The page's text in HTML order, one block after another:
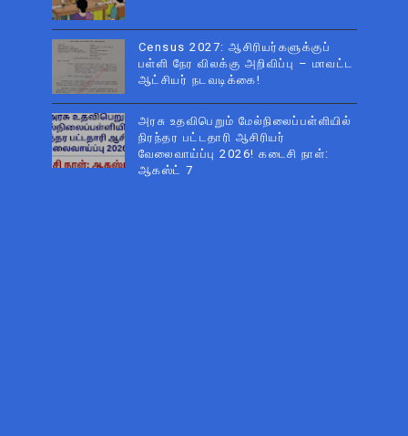
Census 2027: ஆசிரியர்களுக்குப்
பள்ளி நேர விலக்கு அறிவிப்பு – மாவட்ட
ஆட்சியர் நடவடிக்கை!
அரசு உதவிபெறும் மேல்நிலைப்பள்ளியில்
நிரந்தர பட்டதாரி ஆசிரியர்
வேலைவாய்ப்பு 2026! கடைசி நாள்:
ஆகஸ்ட் 7